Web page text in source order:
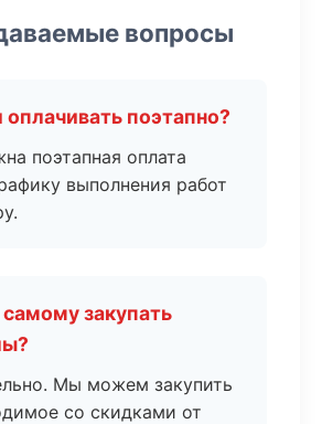
вопросы
поэтапно?
поэтапная оплата
выполнения работ
закупать
Мы можем закупить
со скидками от